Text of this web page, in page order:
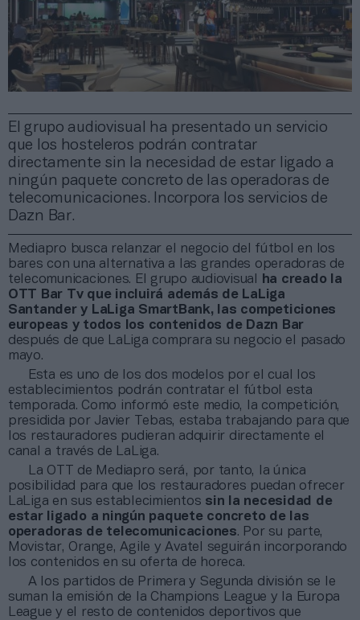
El grupo audiovisual ha presentado un servicio
que los hosteleros podrán contratar
directamente sin la necesidad de estar ligado a
ningún paquete concreto de las operadoras de
telecomunicaciones. Incorpora los servicios de
Dazn Bar.
Mediapro busca relanzar el negocio del fútbol en los
bares con una alternativa a las grandes operadoras de
telecomunicaciones. El grupo audiovisual
ha creado la
OTT Bar Tv que incluirá además de LaLiga
Santander y LaLiga SmartBank, las competiciones
europeas y todos los contenidos de Dazn Bar
después de que LaLiga comprara su negocio el pasado
mayo.
Esta es uno de los dos modelos por el cual los
establecimientos podrán contratar el fútbol esta
temporada. Como informó este medio, la competición,
presidida por Javier Tebas, estaba trabajando para que
los restauradores pudieran adquirir directamente el
canal a través de LaLiga.
La OTT de Mediapro será, por tanto, la única
posibilidad para que los restauradores puedan ofrecer
LaLiga en sus establecimientos sin la necesidad de
estar ligado a ningún paquete concreto de las
operadoras de telecomunicaciones. Por su parte,
Movistar, Orange, Agile y Avatel seguirán incorporando
los contenidos en su oferta de horeca.
A los partidos de Primera y Segunda división se le
suman la emisión de la Champions League y la Europa
League y el resto de contenidos deportivos que